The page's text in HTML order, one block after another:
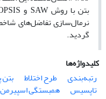
گردید.
کلیدواژه‌ها
رتبه‌بندی
طرح اختلاط
تاپسیس همبستگی اسپیرمن